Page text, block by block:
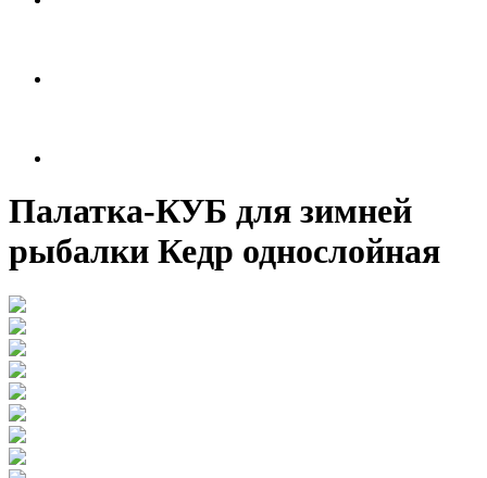
Палатка-КУБ для зимней
рыбалки Кедр однослойная